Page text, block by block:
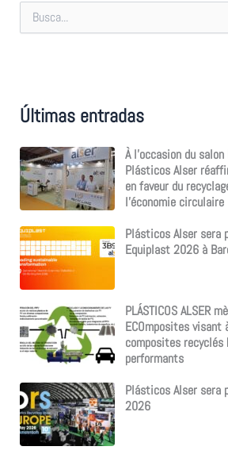
c
h
r
:
Últimas entradas
À l’occasion du
Plásticos Alser
en faveur du
l’économie circulaire
Plásticos Alser sera
Equiplast 2026 à
PLÁSTICOS ALSER
ECOmposites visant
composites recyclés
performants
Plásticos Alser sera
2026